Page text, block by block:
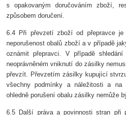
s opakovaným doručováním zboží,
způsobem doručení.
6.4 Při převzetí zboží od přepravce je
neporušenost obalů zboží a v případě
oznámit přepravci. V případě
neoprávněném vniknutí do zásilky
převzít. Převzetím zásilky kupující
všechny podmínky a náležitosti a na
ohledně porušení obalu zásilky nemůže
6.5 Další práva a povinnosti stran při